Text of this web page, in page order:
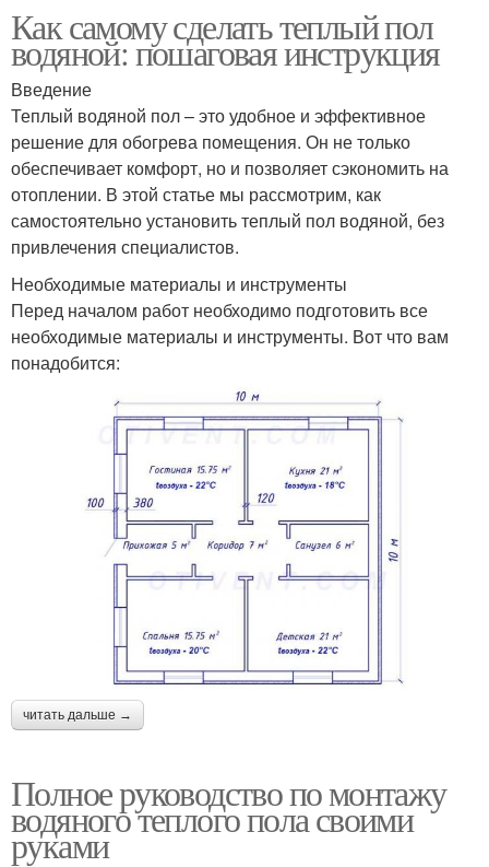
Как самому сделать теплый пол
водяной: пошаговая инструкция
Введение
Теплый водяной пол – это удобное и эффективное
решение для обогрева помещения. Он не только
обеспечивает комфорт, но и позволяет сэкономить на
отоплении. В этой статье мы рассмотрим, как
самостоятельно установить теплый пол водяной, без
привлечения специалистов.
Необходимые материалы и инструменты
Перед началом работ необходимо подготовить все
необходимые материалы и инструменты. Вот что вам
понадобится:
читать дальше →
Полное руководство по монтажу
водяного теплого пола своими
руками